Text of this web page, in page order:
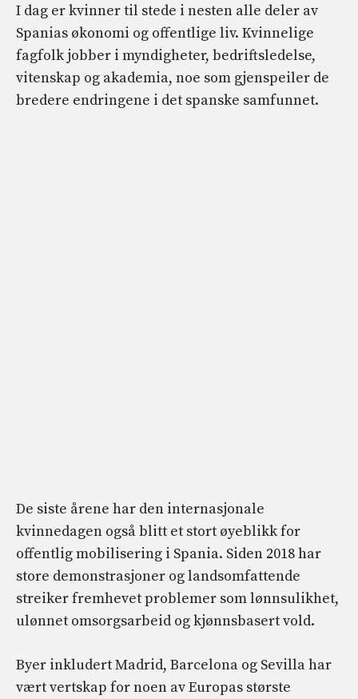
I dag er kvinner til stede i nesten alle deler av
Spanias økonomi og offentlige liv. Kvinnelige
fagfolk jobber i myndigheter, bedriftsledelse,
vitenskap og akademia, noe som gjenspeiler de
bredere endringene i det spanske samfunnet.
De siste årene har den internasjonale
kvinnedagen også blitt et stort øyeblikk for
offentlig mobilisering i Spania. Siden 2018 har
store demonstrasjoner og landsomfattende
streiker fremhevet problemer som lønnsulikhet,
ulønnet omsorgsarbeid og kjønnsbasert vold.
Byer inkludert Madrid, Barcelona og Sevilla har
vært vertskap for noen av Europas største